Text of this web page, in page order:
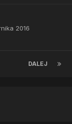
2016
DALEJ